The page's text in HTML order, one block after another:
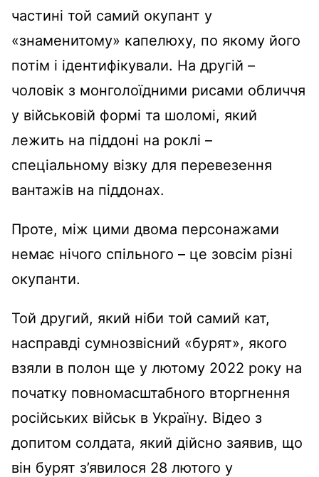
частині той самий окупант у
«знаменитому» капелюху, по якому його
потім і ідентифікували. На другій –
чоловік з монголоїдними рисами обличчя
у військовій формі та шоломі, який
лежить на піддоні на роклі –
спеціальному візку для перевезення
вантажів на піддонах.
Проте, між цими двома персонажами
немає нічого спільного – це зовсім різні
окупанти.
Той другий, який ніби той самий кат,
насправді сумнозвісний «бурят», якого
взяли в полон ще у лютому 2022 року на
початку повномасштабного вторгнення
російських військ в Україну. Відео з
допитом солдата, який дійсно заявив, що
він бурят з’явилося 28 лютого у